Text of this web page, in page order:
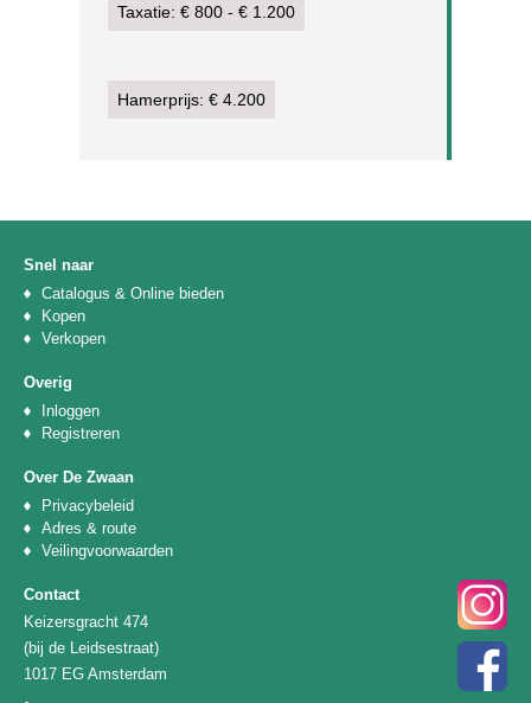
Taxatie: € 800 - € 1.200
Hamerprijs: € 4.200
Snel naar
Catalogus & Online bieden
Kopen
Verkopen
Overig
Inloggen
Registreren
Over De Zwaan
Privacybeleid
Adres & route
Veilingvoorwaarden
Contact
Keizersgracht 474
(bij de Leidsestraat)
1017 EG Amsterdam